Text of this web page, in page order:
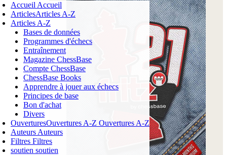
Accueil Accueil
ArticlesArticles A-Z
Articles A-Z
Bases de données
Programmes d'échecs
Entraînement
Magazine ChessBase
Compte ChessBase
ChessBase Books
Apprendre à jouer aux échecs
Principes de base
Bon d'achat
Divers
OuverturesOuvertures A-Z Ouvertures A-Z
Auteurs Auteurs
Filtres Filtres
soutien soutien